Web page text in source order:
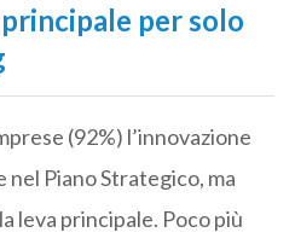
per solo
(92%) l’innovazione
Piano Strategico, ma
leva principale. Poco più